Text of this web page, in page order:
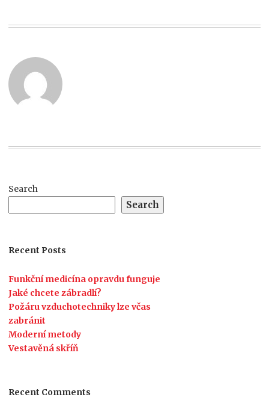
Search
Search
Recent Posts
Funkční medicína opravdu funguje
Jaké chcete zábradlí?
Požáru vzduchotechniky lze včas
zabránit
Moderní metody
Vestavěná skříň
Recent Comments